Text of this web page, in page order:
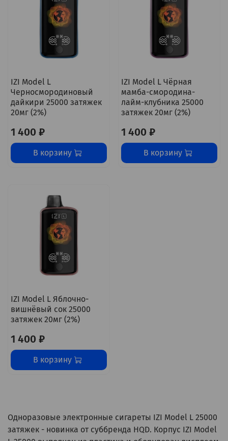
IZI Model L
Черносмородиновый
дайкири 25000 затяжек
20мг (2%)
1 400 ₽
В корзину
IZI Model L Чёрная
мамба-смородина-
лайм-клубника 25000
затяжек 20мг (2%)
1 400 ₽
В корзину
IZI Model L Яблочно-
вишнёвый сок 25000
затяжек 20мг (2%)
1 400 ₽
В корзину
Одноразовые электронные сигареты IZI Model L 25000
затяжек - новинка от суббренда HQD. Корпус IZI Model